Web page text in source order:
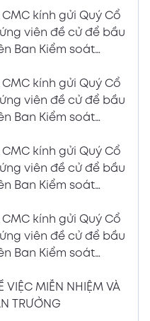
NIÊN NĂM 2024
bầu bổ sung TV –
VÀ ĐƯỜNG DẪN TÀI
NIÊN NĂM 2024
NIÊN NĂM 2024
Xem PDF
VÀ ĐƯỜNG DẪN TÀI
NIÊN NĂM 2024
kính gửi Quý Cổ
viên đề cử để bầu
Ban Kiểm soát
kính gửi Quý Cổ
viên đề cử để bầu
Ban Kiểm soát
kính gửi Quý Cổ
viên đề cử để bầu
Ban Kiểm soát
kính gửi Quý Cổ
viên đề cử để bầu
Ban Kiểm soát
VIỆC MIỄN NHIỆM VÀ
TRƯỞNG